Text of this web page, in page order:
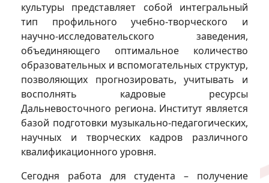
культуры представляет собой интегральный
тип профильного учебно-творческого и
научно-исследовательского заведения,
объединяющего оптимальное количество
образовательных и вспомогательных структур,
позволяющих прогнозировать, учитывать и
восполнять кадровые ресурсы
Дальневосточного региона. Институт является
базой подготовки музыкально-педагогических,
научных и творческих кадров различного
квалификационного уровня.
Сегодня работа для студента – получение